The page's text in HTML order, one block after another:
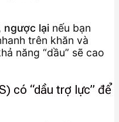
ngược lại nếu bạn
trên khăn và
năng “dầu” sẽ cao
có “dầu trợ lực” để